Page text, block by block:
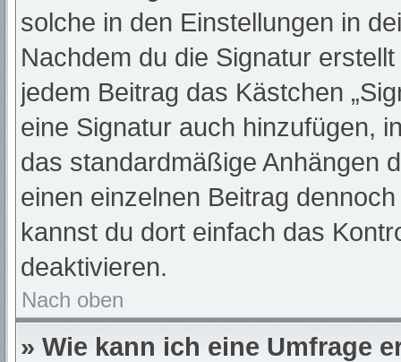
solche in den Einstellungen in
Nachdem du die Signatur
jedem Beitrag das Kästchen
eine Signatur auch hinzufügen,
das standardmäßige Anhängen
einen einzelnen Beitrag
kannst du dort einfach das
deaktivieren.
Nach oben
» Wie kann ich eine Umfrage